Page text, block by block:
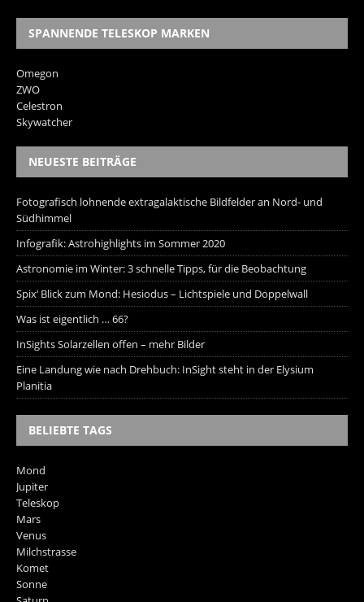
SPANNENDE TELESKOP MARKEN
Omegon
ZWO
Celestron
Skywatcher
NEUESTE BEITRÄGE
Fotografisch lohnende extragalaktische Bildfelder an Nord- und
Südhimmel
Infografik: Astrohighlights im Sommer 2020
Astronomie im Winter: 3 schnelle Tipps, für die Beobachtung
Spix‘ Blick zum Mond: Hesiodus – Lichtspiele und Doppelwall
Was ist eigentlich … 66?
InSights Solarzellen offen – mehr Bilder
Eine Landung wie nach Drehbuch: InSight steht in der Elysium
Planitia
BELIEBTE TAGS
Mond
Jupiter
Teleskop
Mars
Venus
Milchstrasse
Komet
Sonne